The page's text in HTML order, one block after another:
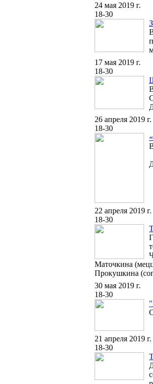
24 мая 2019 г.
18-30
17 мая 2019 г.
18-30
26 апреля 2019 г.
18-30
22 апреля 2019 г.
18-30
Маточкина
Прокушкина
30 мая 2019 г.
18-30
21 апреля 2019 г.
18-30